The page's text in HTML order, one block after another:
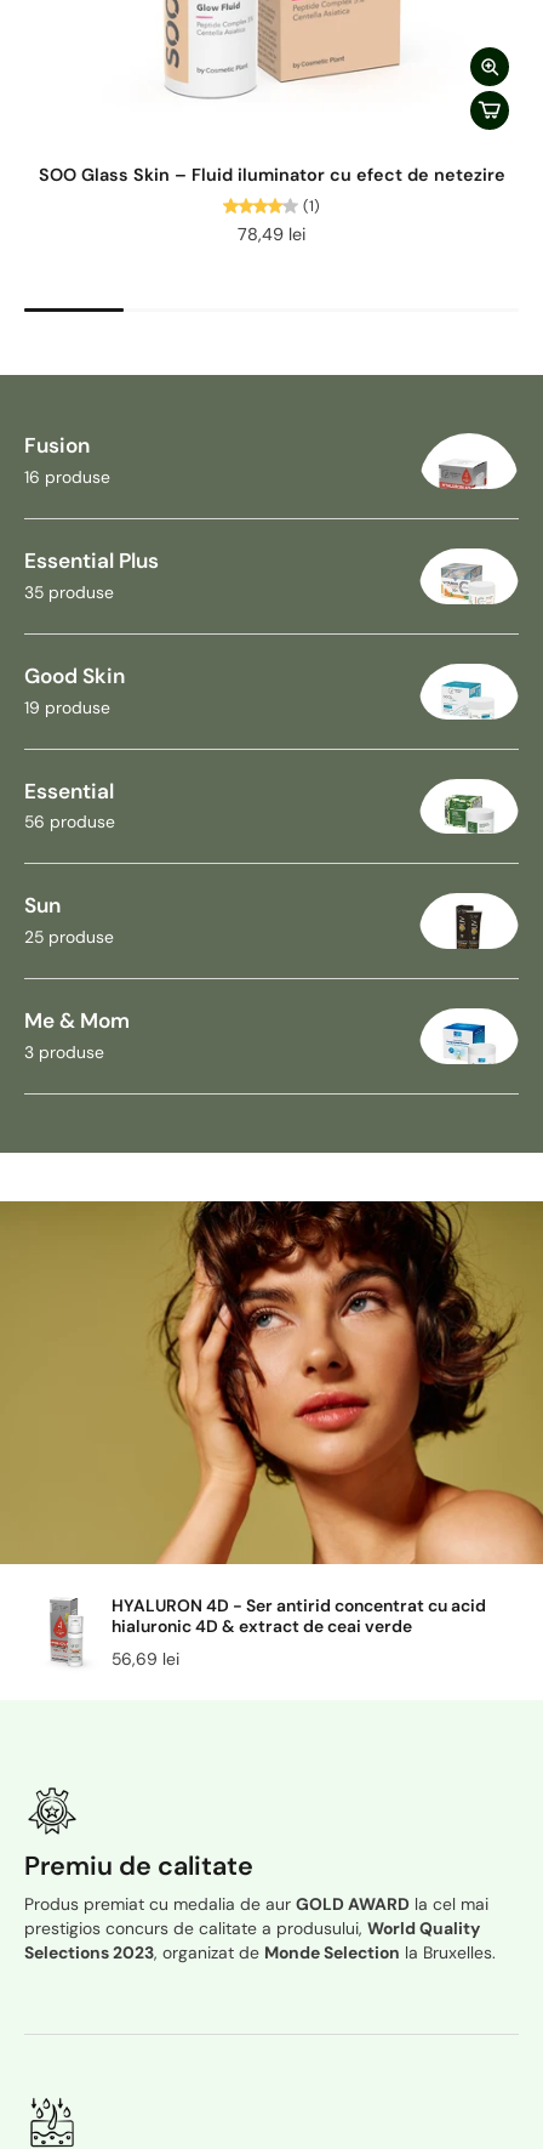
SOO Glass Skin – Fluid iluminator cu efect de netezire
(1)
78,49 lei
Fusion
16 produse
Essential Plus
35 produse
Good Skin
19 produse
Essential
56 produse
Sun
25 produse
Me & Mom
3 produse
HYALURON 4D - Ser antirid concentrat cu acid
hialuronic 4D & extract de ceai verde
56,69 lei
Premiu de calitate
Produs premiat cu medalia de aur GOLD AWARD la cel mai
prestigios concurs de calitate a produsului, World Quality
Selections 2023, organizat de Monde Selection la Bruxelles.